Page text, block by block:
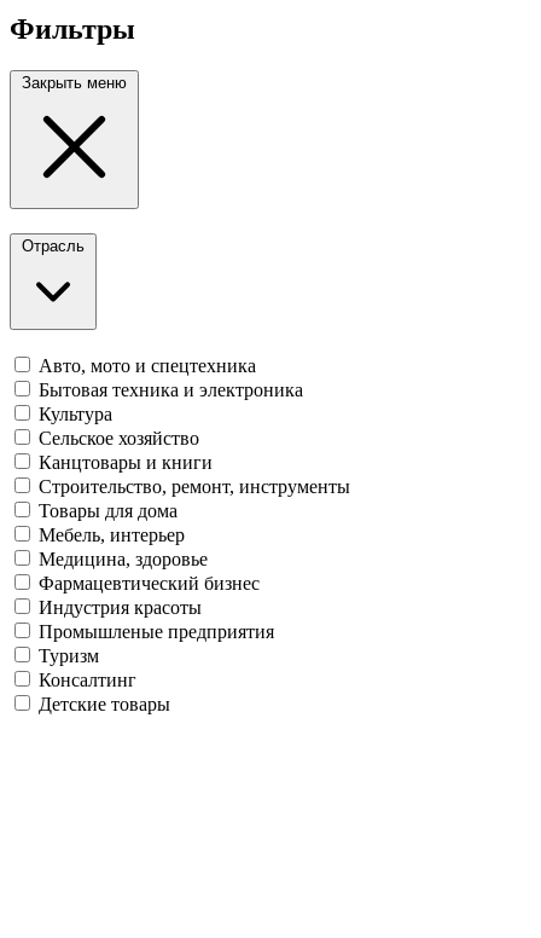
Фильтры
Закрыть меню
Отрасль
Авто, мото и спецтехника
Бытовая техника и электроника
Культура
Сельское хозяйство
Канцтовары и книги
Строительство, ремонт, инструменты
Товары для дома
Мебель, интерьер
Медицина, здоровье
Фармацевтический бизнес
Индустрия красоты
Промышленые предприятия
Туризм
Консалтинг
Детские товары